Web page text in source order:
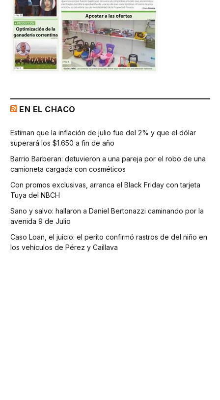
EN EL CHACO
Estiman que la inflación de julio fue del 2% y que el dólar
superará los $1.650 a fin de año
Barrio Barberan: detuvieron a una pareja por el robo de una
camioneta cargada con cosméticos
Con promos exclusivas, arranca el Black Friday con tarjeta
Tuya del NBCH
Sano y salvo: hallaron a Daniel Bertonazzi caminando por la
avenida 9 de Julio
Caso Loan, el juicio: el perito confirmó rastros de del niño en
los vehículos de Pérez y Caillava